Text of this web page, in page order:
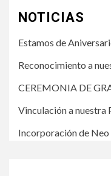
NOTICIAS
Estamos de
Reconocimiento a
CEREMONIA DE
Vinculación a nuestra
Incorporación de